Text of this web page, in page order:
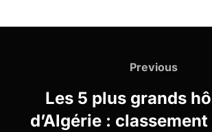
l’article
Previous
Previous
Les 5 plus grands
d’Algérie :